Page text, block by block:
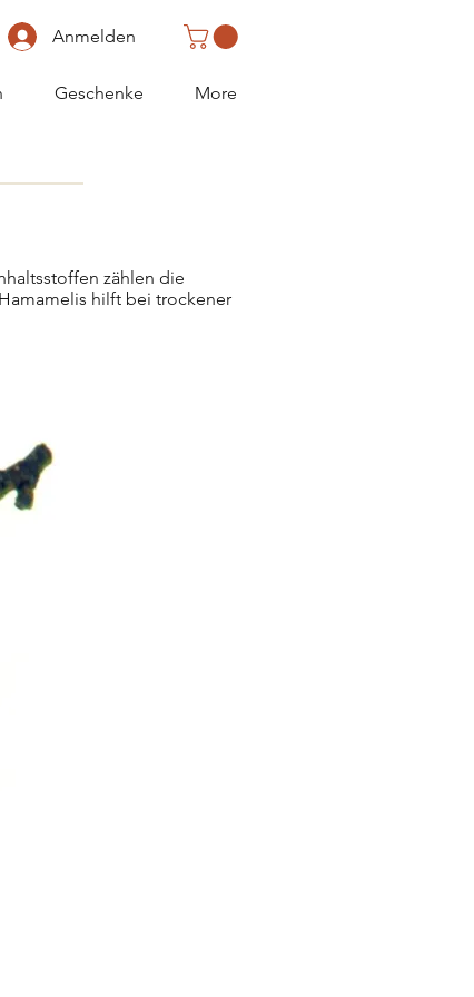
Anmelden
Geschenke More
zählen die
hilft bei trockener